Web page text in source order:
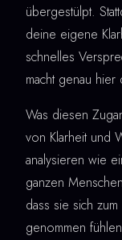
übergestülpt.
deine eigene
schnelles
macht genau
Was diesen
von Klarheit und
analysieren wie
ganzen
dass sie sich
genommen